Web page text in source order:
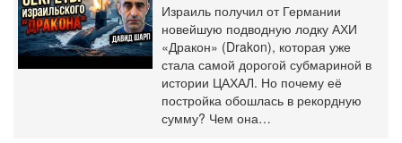
Израиль получил от Германии
новейшую подводную лодку АХИ
«Дракон» (Drakon), которая уже
стала самой дорогой субмариной в
истории ЦАХАЛ. Но почему её
постройка обошлась в рекордную
сумму? Чем она…